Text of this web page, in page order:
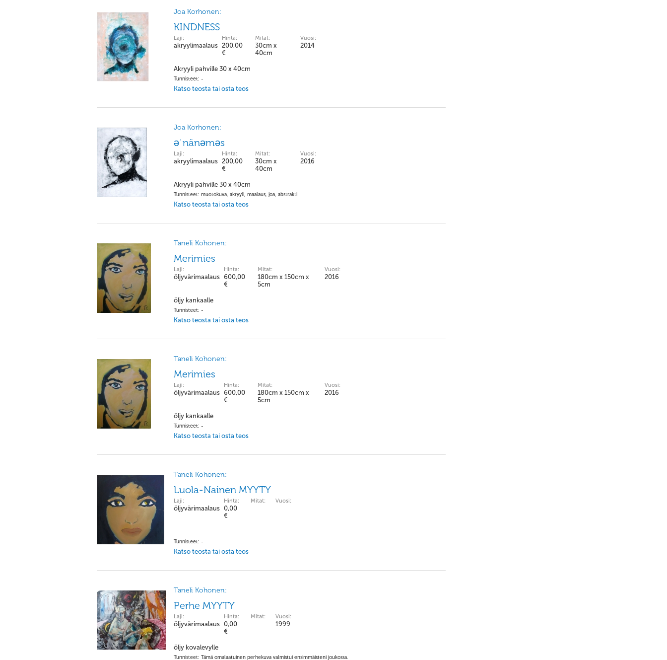
Joa Korhonen:
KINDNESS
Laji:
akryylimaalaus
Hinta:
200,00
€
Mitat:
30cm x
40cm
Vuosi:
2014
Akryyli pahville 30 x 40cm
Tunnisteet: -
Katso teosta tai osta teos
Joa Korhonen:
əˈnänəməs
Laji:
akryylimaalaus
Hinta:
200,00
€
Mitat:
30cm x
40cm
Vuosi:
2016
Akryyli pahville 30 x 40cm
Tunnisteet: muotokuva, akryyli, maalaus, joa, abstrakti
Katso teosta tai osta teos
Taneli Kohonen:
Merimies
Laji:
öljyvärimaalaus
Hinta:
600,00
€
Mitat:
180cm x 150cm x
5cm
Vuosi:
2016
öljy kankaalle
Tunnisteet: -
Katso teosta tai osta teos
Taneli Kohonen:
Merimies
Laji:
öljyvärimaalaus
Hinta:
600,00
€
Mitat:
180cm x 150cm x
5cm
Vuosi:
2016
öljy kankaalle
Tunnisteet: -
Katso teosta tai osta teos
Taneli Kohonen:
Luola-Nainen MYYTY
Laji:
öljyvärimaalaus
Hinta:
0,00
€
Mitat: Vuosi:
Tunnisteet: -
Katso teosta tai osta teos
Taneli Kohonen:
Perhe MYYTY
Laji:
öljyvärimaalaus
Hinta:
0,00
€
Mitat: Vuosi:
1999
öljy kovalevylle
Tunnisteet: Tämä omalaatuinen perhekuva valmistui ensimmäisteni joukossa.